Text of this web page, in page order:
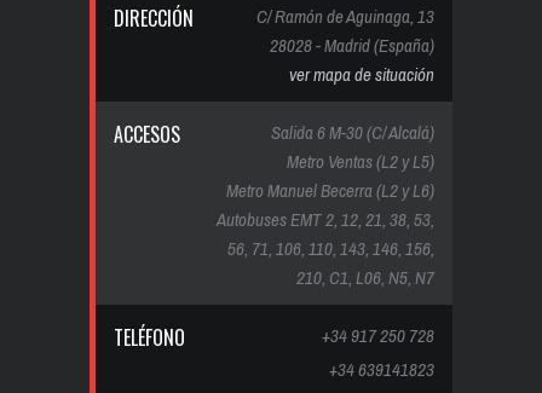
DIRECCIÓN
C/ Ramón de Aguinaga, 13
28028 - Madrid (España)
ver mapa de situación
ACCESOS
Salida 6 M-30 (C/ Alcalá)
Metro Ventas (L2 y L5)
Metro Manuel Becerra (L2 y L6)
Autobuses EMT 2, 12, 21, 38, 53,
56, 71, 106, 110, 143, 146, 156,
210, C1, L06, N5, N7
TELÉFONO
+34 917 250 728
+34 639141823